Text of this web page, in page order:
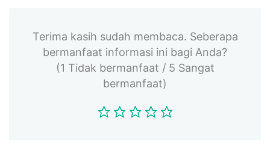
Terima kasih sudah membaca. Seberapa
bermanfaat informasi ini bagi Anda?
(1 Tidak bermanfaat / 5 Sangat
bermanfaat)